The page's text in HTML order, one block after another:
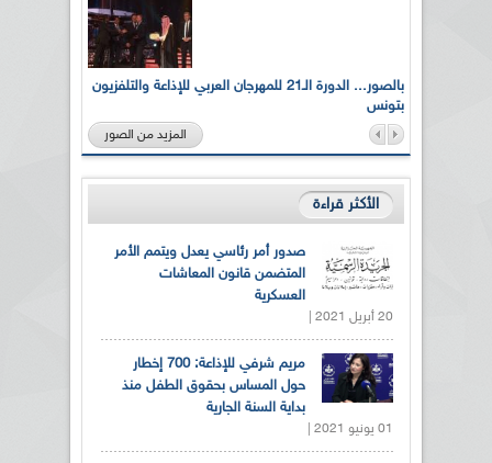
بالصور... الدورة الـ21 للمهرجان العربي للإذاعة والتلفزيون
بتونس
المزيد من الصور
الأكثر قراءة
صدور أمر رئاسي يعدل ويتمم الأمر
المتضمن قانون المعاشات
العسكرية
20 أبريل 2021 |
مريم شرفي للإذاعة: 700 إخطار
حول المساس بحقوق الطفل منذ
بداية السنة الجارية
01 يونيو 2021 |